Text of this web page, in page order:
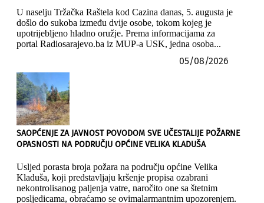
U naselju Tržačka Raštela kod Cazina danas, 5. augusta je
došlo do sukoba između dvije osobe, tokom kojeg je
upotrijebljeno hladno oružje. Prema informacijama za
portal Radiosarajevo.ba iz MUP-a USK, jedna osoba...
05/08/2026
SAOPĆENJE ZA JAVNOST POVODOM SVE UČESTALIJE POŽARNE
OPASNOSTI NA PODRUČJU OPĆINE VELIKA KLADUŠA
Usljed porasta broja požara na području općine Velika
Kladuša, koji predstavljaju kršenje propisa ozabrani
nekontrolisanog paljenja vatre, naročito one sa štetnim
posljedicama, obraćamo se ovimalarmantnim upozorenjem.